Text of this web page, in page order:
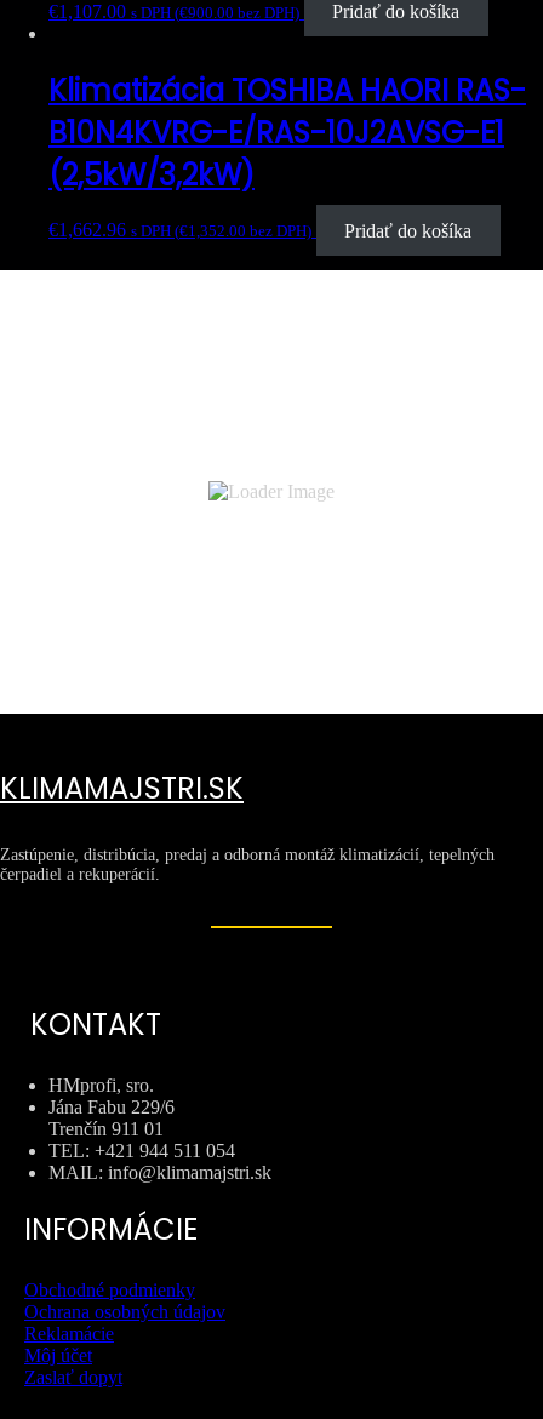
€1,107.00 s DPH (€900.00 bez DPH) Pridať do košíka
Klimatizácia TOSHIBA HAORI RAS-
B10N4KVRG-E/RAS-10J2AVSG-E1
(2,5kW/3,2kW)
€1,662.96 s DPH (€1,352.00 bez DPH) Pridať do košíka
KLIMAMAJSTRI.SK
Zastúpenie, distribúcia, predaj a odborná montáž klimatizácií, tepelných
čerpadiel a rekuperácií.
KONTAKT
HMprofi, sro.
Jána Fabu 229/6
Trenčín 911 01
TEL: +421 944 511 054
MAIL: info@klimamajstri.sk
INFORMÁCIE
Obchodné podmienky
Ochrana osobných údajov
Reklamácie
Môj účet
Zaslať dopyt